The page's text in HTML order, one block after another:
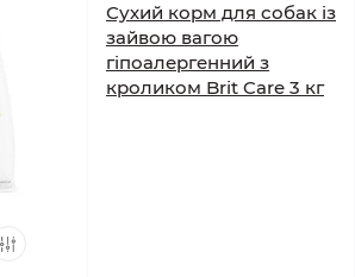
Сухий корм для собак із
зайвою вагою
гіпоалергенний з
кроликом Brit Care 3 кг